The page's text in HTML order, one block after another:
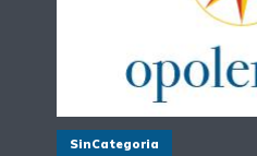
SinCategoria